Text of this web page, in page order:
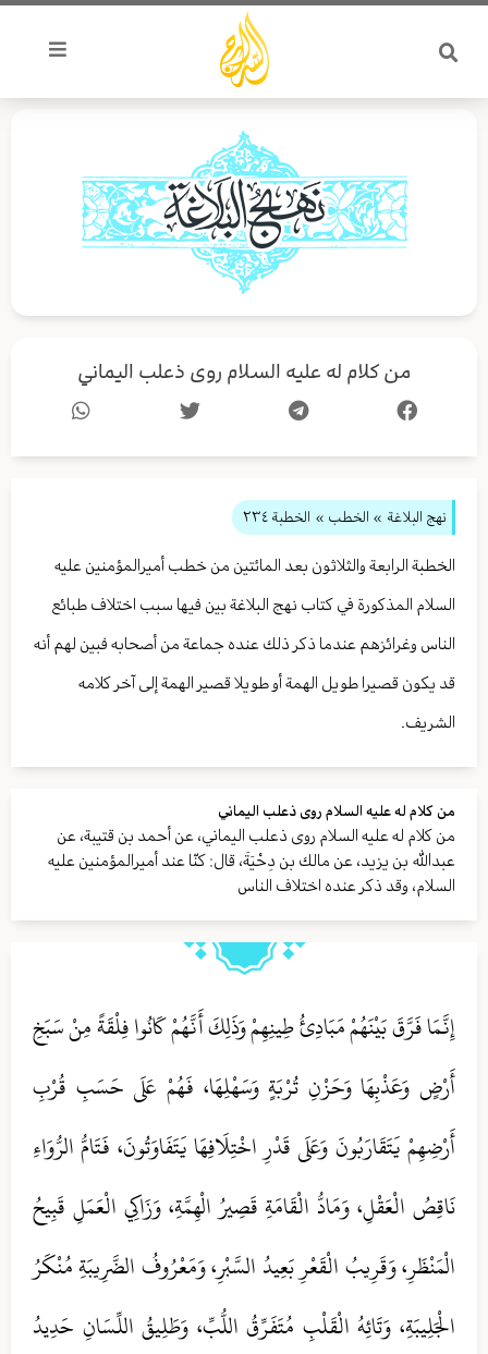
تخطي
المحتوى
من كلام له عليه السلام روى ذعلب اليماني
نهج البلاغة » الخطب » الخطبة ٢٣٤
الخطبة الرابعة والثلاثون بعد المائتين من خطب أميرالمؤمنين عليه
السلام المذكورة في كتاب نهج البلاغة بين فيها سبب اختلاف طبائع
الناس وغرائزهم عندما ذكر ذلك عنده جماعة من أصحابه فبين لهم أنه
قد يكون قصيرا طويل الهمة أو طويلا قصير الهمة إلى آخر كلامه
الشريف.
من كلام له عليه السلام روى ذعلب اليماني
من كلام له عليه السلام روى ذعلب اليماني، عن أحمد بن قتيبة، عن
عبدالله بن يزيد، عن مالك بن دِحْيَةَ، قال: كنّا عند أميرالمؤمنين عليه
السلام، وقد ذكر عنده اختلاف الناس
إِنَّمَا فَرَّقَ بَيْنَهُمْ مَبَادِئُ طِينِهِمْ وَذَلِكَ أَنَّهُمْ كَانُوا فِلْقَةً مِنْ سَبَخِ
أَرْضٍ وَعَذْبِهَا وَحَزْنِ تُرْبَةٍ وَسَهْلِهَا، فَهُمْ عَلَى حَسَبِ قُرْبِ
أَرْضِهِمْ يَتَقَارَبُونَ وَعَلَى قَدْرِ اخْتِلَافِهَا يَتَفَاوَتُونَ، فَتَامُّ الرُّوَاءِ
نَاقِصُ الْعَقْلِ، وَمَادُّ الْقَامَةِ قَصِيرُ الْهِمَّةِ، وَزَاكِي الْعَمَلِ قَبِيحُ
الْمَنْظَرِ، وَقَرِيبُ الْقَعْرِ بَعِيدُ السَّبْرِ، وَمَعْرُوفُ الضَّرِيبَةِ مُنْكَرُ
الْجَلِيبَةِ، وَتَائِهُ الْقَلْبِ مُتَفَرِّقُ اللُّبِّ، وَطَلِيقُ اللِّسَانِ حَدِيدُ